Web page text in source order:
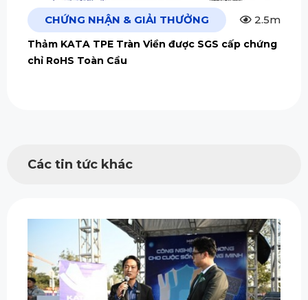
CHỨNG NHẬN & GIẢI THƯỞNG 2.5m
Thảm KATA TPE Tràn Viền được SGS cấp chứng
chỉ RoHS Toàn Cầu
Các tin tức khác